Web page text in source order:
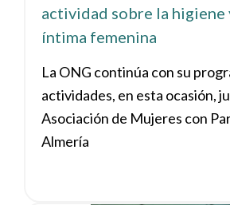
actividad sobre la higiene
íntima femenina
La ONG continúa con su
actividades, en esta ocasión,
Asociación de Mujeres con
Almería